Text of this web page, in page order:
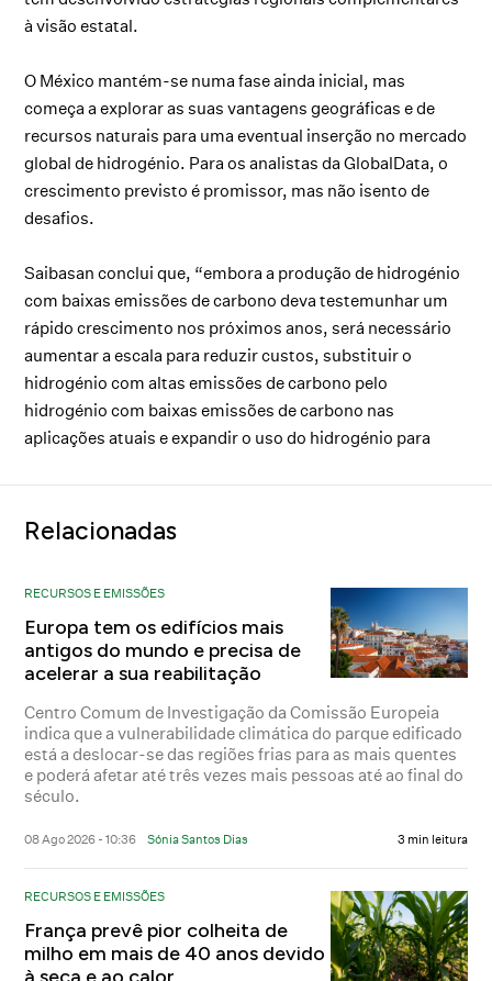
à visão estatal.
O México mantém-se numa fase ainda inicial, mas
começa a explorar as suas vantagens geográficas e de
recursos naturais para uma eventual inserção no mercado
global de hidrogénio. Para os analistas da GlobalData, o
crescimento previsto é promissor, mas não isento de
desafios.
Saibasan conclui que, “embora a produção de hidrogénio
com baixas emissões de carbono deva testemunhar um
rápido crescimento nos próximos anos, será necessário
aumentar a escala para reduzir custos, substituir o
hidrogénio com altas emissões de carbono pelo
hidrogénio com baixas emissões de carbono nas
aplicações atuais e expandir o uso do hidrogénio para
Relacionadas
RECURSOS E EMISSÕES
Europa tem os edifícios mais
antigos do mundo e precisa de
acelerar a sua reabilitação
Centro Comum de Investigação da Comissão Europeia
indica que a vulnerabilidade climática do parque edificado
está a deslocar-se das regiões frias para as mais quentes
e poderá afetar até três vezes mais pessoas até ao final do
século.
08 Ago 2026 - 10:36 Sónia Santos Dias 3 min leitura
RECURSOS E EMISSÕES
França prevê pior colheita de
milho em mais de 40 anos devido
à seca e ao calor